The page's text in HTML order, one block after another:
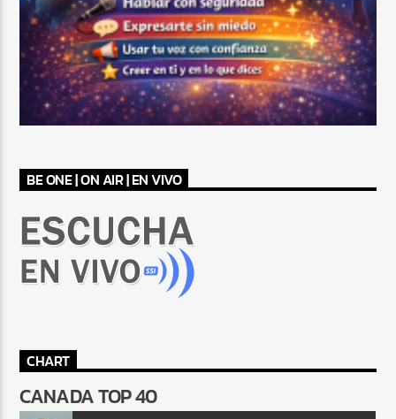
BE ONE | ON AIR | EN VIVO
CHART
CANADA TOP 40